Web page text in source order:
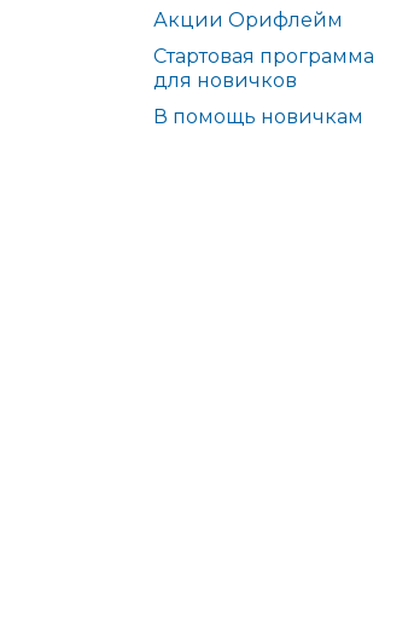
Акции Орифлейм
Стартовая программа
для новичков
В помощь новичкам